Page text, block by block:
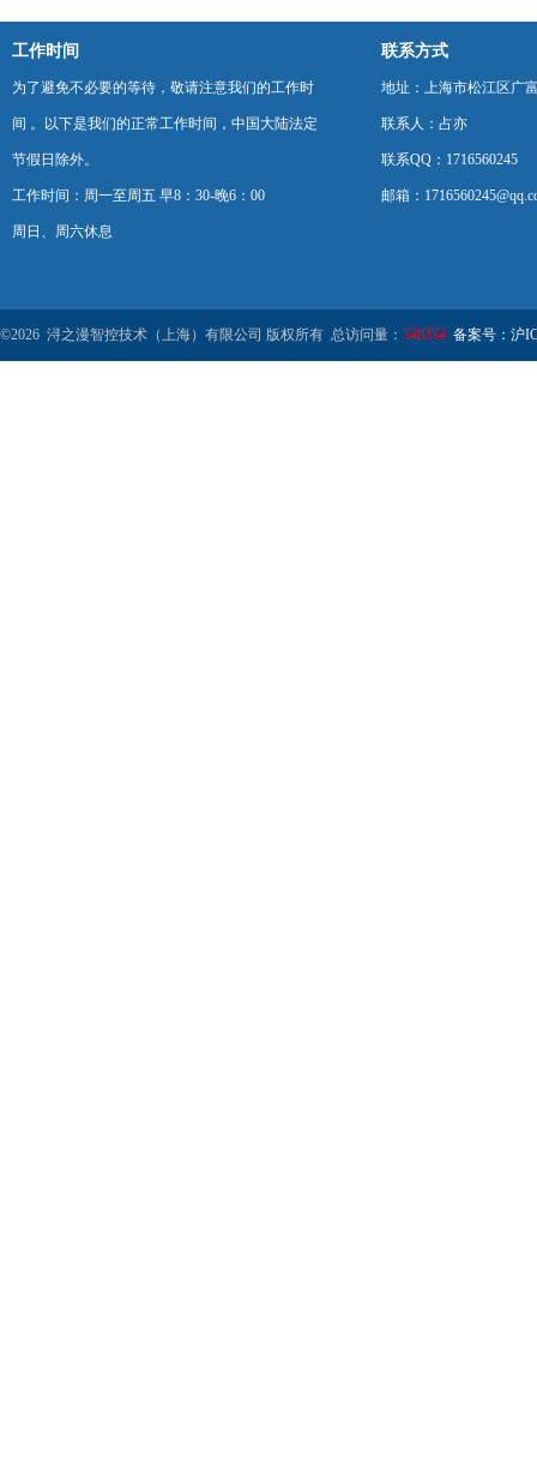
工作时间
为了避免不必要的等待，敬请注意我们的工作时
间 。以下是我们的正常工作时间，中国大陆法定
节假日除外。
工作时间：周一至周五 早8：30-晚6：00
周日、周六休息
联系方式
地址：上海市松江区广
联系人：占亦
联系QQ：1716560245
邮箱：
©2026 浔之漫智控技术（上海）有限公司 版权所有 总访问量： 546354 备案号：沪